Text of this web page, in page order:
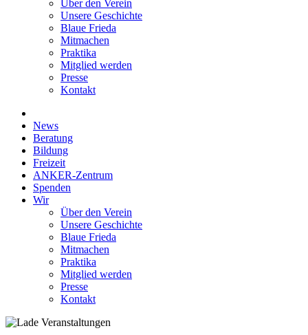
Über den Verein
Unsere Geschichte
Blaue Frieda
Mitmachen
Praktika
Mitglied werden
Presse
Kontakt
News
Beratung
Bildung
Freizeit
ANKER-Zentrum
Spenden
Wir
Über den Verein
Unsere Geschichte
Blaue Frieda
Mitmachen
Praktika
Mitglied werden
Presse
Kontakt